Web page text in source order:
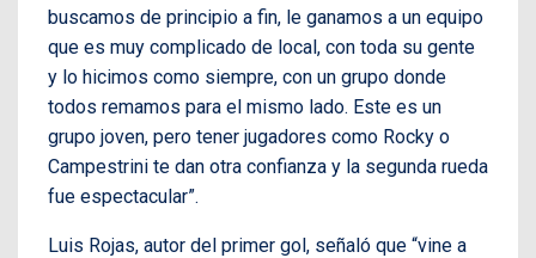
buscamos de principio a fin, le ganamos a un equipo
que es muy complicado de local, con toda su gente
y lo hicimos como siempre, con un grupo donde
todos remamos para el mismo lado. Este es un
grupo joven, pero tener jugadores como Rocky o
Campestrini te dan otra confianza y la segunda rueda
fue espectacular”.
Luis Rojas, autor del primer gol, señaló que “vine a